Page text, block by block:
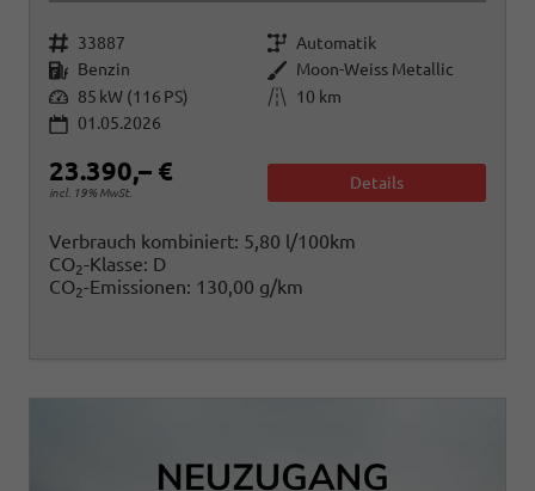
Fahrzeugnr. 33887 Getriebe Automatik
Kraftstoff Benzin Außenfarbe Moon-Weiss Metallic
Leistung 85 kW (116 PS) Kilometerstand
10 km
01.05.2026
23.390,– €
incl. 19% MwSt.
Details
Verbrauch kombiniert: 5,80 l/100km
CO2-Klasse: D
CO2-Emissionen: 130,00 g/km